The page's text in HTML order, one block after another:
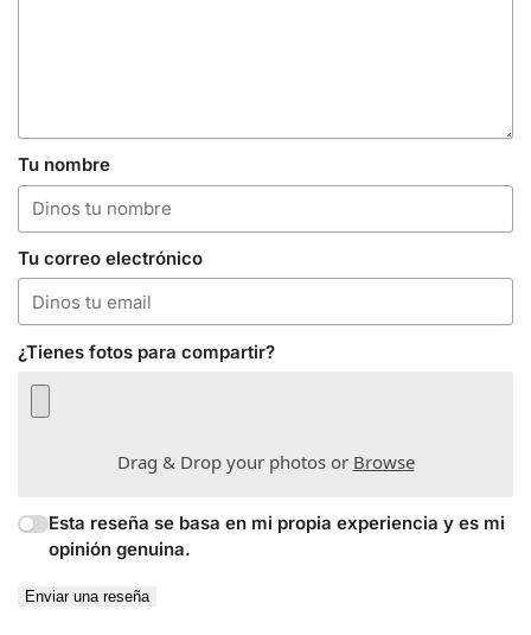
Tu nombre
Tu correo electrónico
¿Tienes fotos para compartir?
Drag & Drop your photos or Browse
Esta reseña se basa en mi propia experiencia y es mi
opinión genuina.
Enviar una reseña